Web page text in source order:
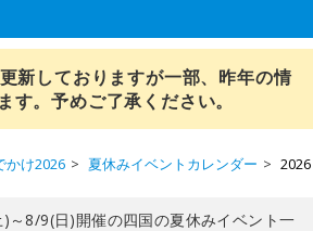
新しておりますが一部、昨年の情
す。予めご了承ください。
かけ2026 夏休みイベントカレンダー
～8/9(日)開催の四国の夏休みイベント一